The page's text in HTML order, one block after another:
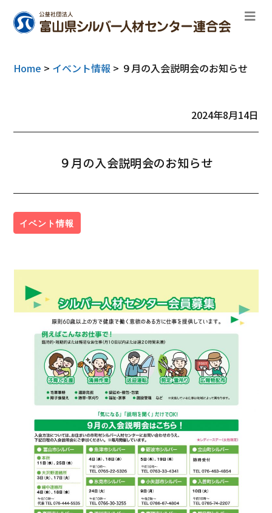
Home > イベント情報 > ９月の入会説明会のお知らせ
2024年8月14日
９月の入会説明会のお知らせ
イベント情報